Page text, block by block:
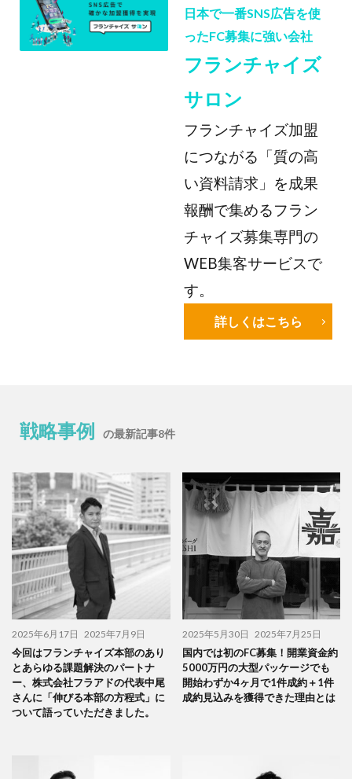
日本で一番SNS広告を使
ったFC募集に強い会社
フランチャイズ
サロン
フランチャイズ加盟
につながる「質の高
い資料請求」を成果
報酬で集めるフラン
チャイズ募集専門の
WEB集客サービスで
す。
詳しくはこちら
戦略事例 の最新記事8件
2025年6月17日 2025年7月9日
今回はフランチャイズ本部のあり
とあらゆる課題解決のパートナ
ー、株式会社フラアドの代表中尾
さんに「伸びる本部の方程式」に
ついて語っていただきました。
2025年5月30日 2025年7月25日
国内では初のFC募集！開業資金約
5000万円の大型パッケージでも
開始わずか4ヶ月で1件成約＋1件
成約見込みを獲得できた理由とは